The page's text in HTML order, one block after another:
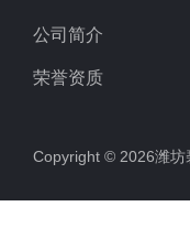
公司简介
荣誉资质
Copyright © 2026潍